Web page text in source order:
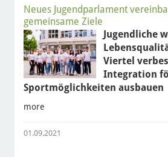
Neues Jugendparlament
gemeinsame Ziele
Jugendliche
Viertel
Integration
Sportmöglichkeiten ausbauen
more
01.09.2021